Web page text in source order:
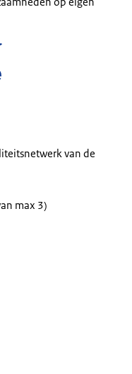
van de
max 3)